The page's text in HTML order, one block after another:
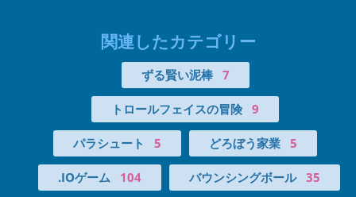
関連したカテゴリー
ずる賢い泥棒 7
トロールフェイスの冒険 9
パラシュート 5 どろぼう家業 5
.IOゲーム 104 バウンシングボール 35